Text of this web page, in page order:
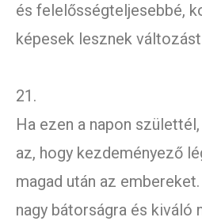
és felelősségteljesebbé,
képesek lesznek
21.
Ha ezen a napon
az, hogy kezdeményező
magad után az
nagy bátorságra és kiváló